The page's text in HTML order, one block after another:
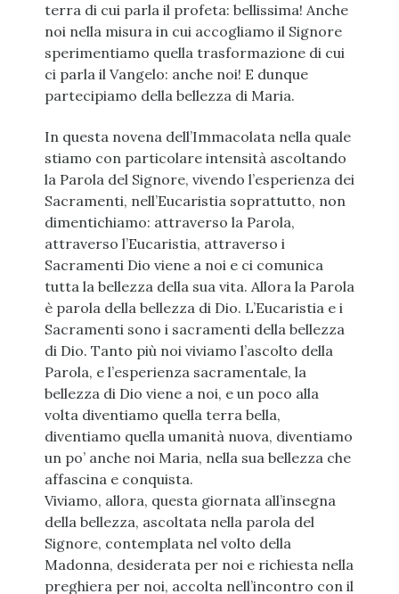
terra di cui parla il profeta: bellissima! Anche
noi nella misura in cui accogliamo il Signore
sperimentiamo quella trasformazione di cui
ci parla il Vangelo: anche noi! E dunque
partecipiamo della bellezza di Maria.
In questa novena dell’Immacolata nella quale
stiamo con particolare intensità ascoltando
la Parola del Signore, vivendo l’esperienza dei
Sacramenti, nell’Eucaristia soprattutto, non
dimentichiamo: attraverso la Parola,
attraverso l’Eucaristia, attraverso i
Sacramenti Dio viene a noi e ci comunica
tutta la bellezza della sua vita. Allora la Parola
è parola della bellezza di Dio. L’Eucaristia e i
Sacramenti sono i sacramenti della bellezza
di Dio. Tanto più noi viviamo l’ascolto della
Parola, e l’esperienza sacramentale, la
bellezza di Dio viene a noi, e un poco alla
volta diventiamo quella terra bella,
diventiamo quella umanità nuova, diventiamo
un po’ anche noi Maria, nella sua bellezza che
affascina e conquista.
Viviamo, allora, questa giornata all’insegna
della bellezza, ascoltata nella parola del
Signore, contemplata nel volto della
Madonna, desiderata per noi e richiesta nella
preghiera per noi, accolta nell’incontro con il